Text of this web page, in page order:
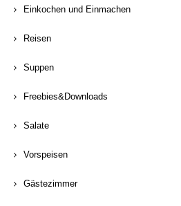
Einkochen und Einmachen
Reisen
Suppen
Freebies&Downloads
Salate
Vorspeisen
Gästezimmer